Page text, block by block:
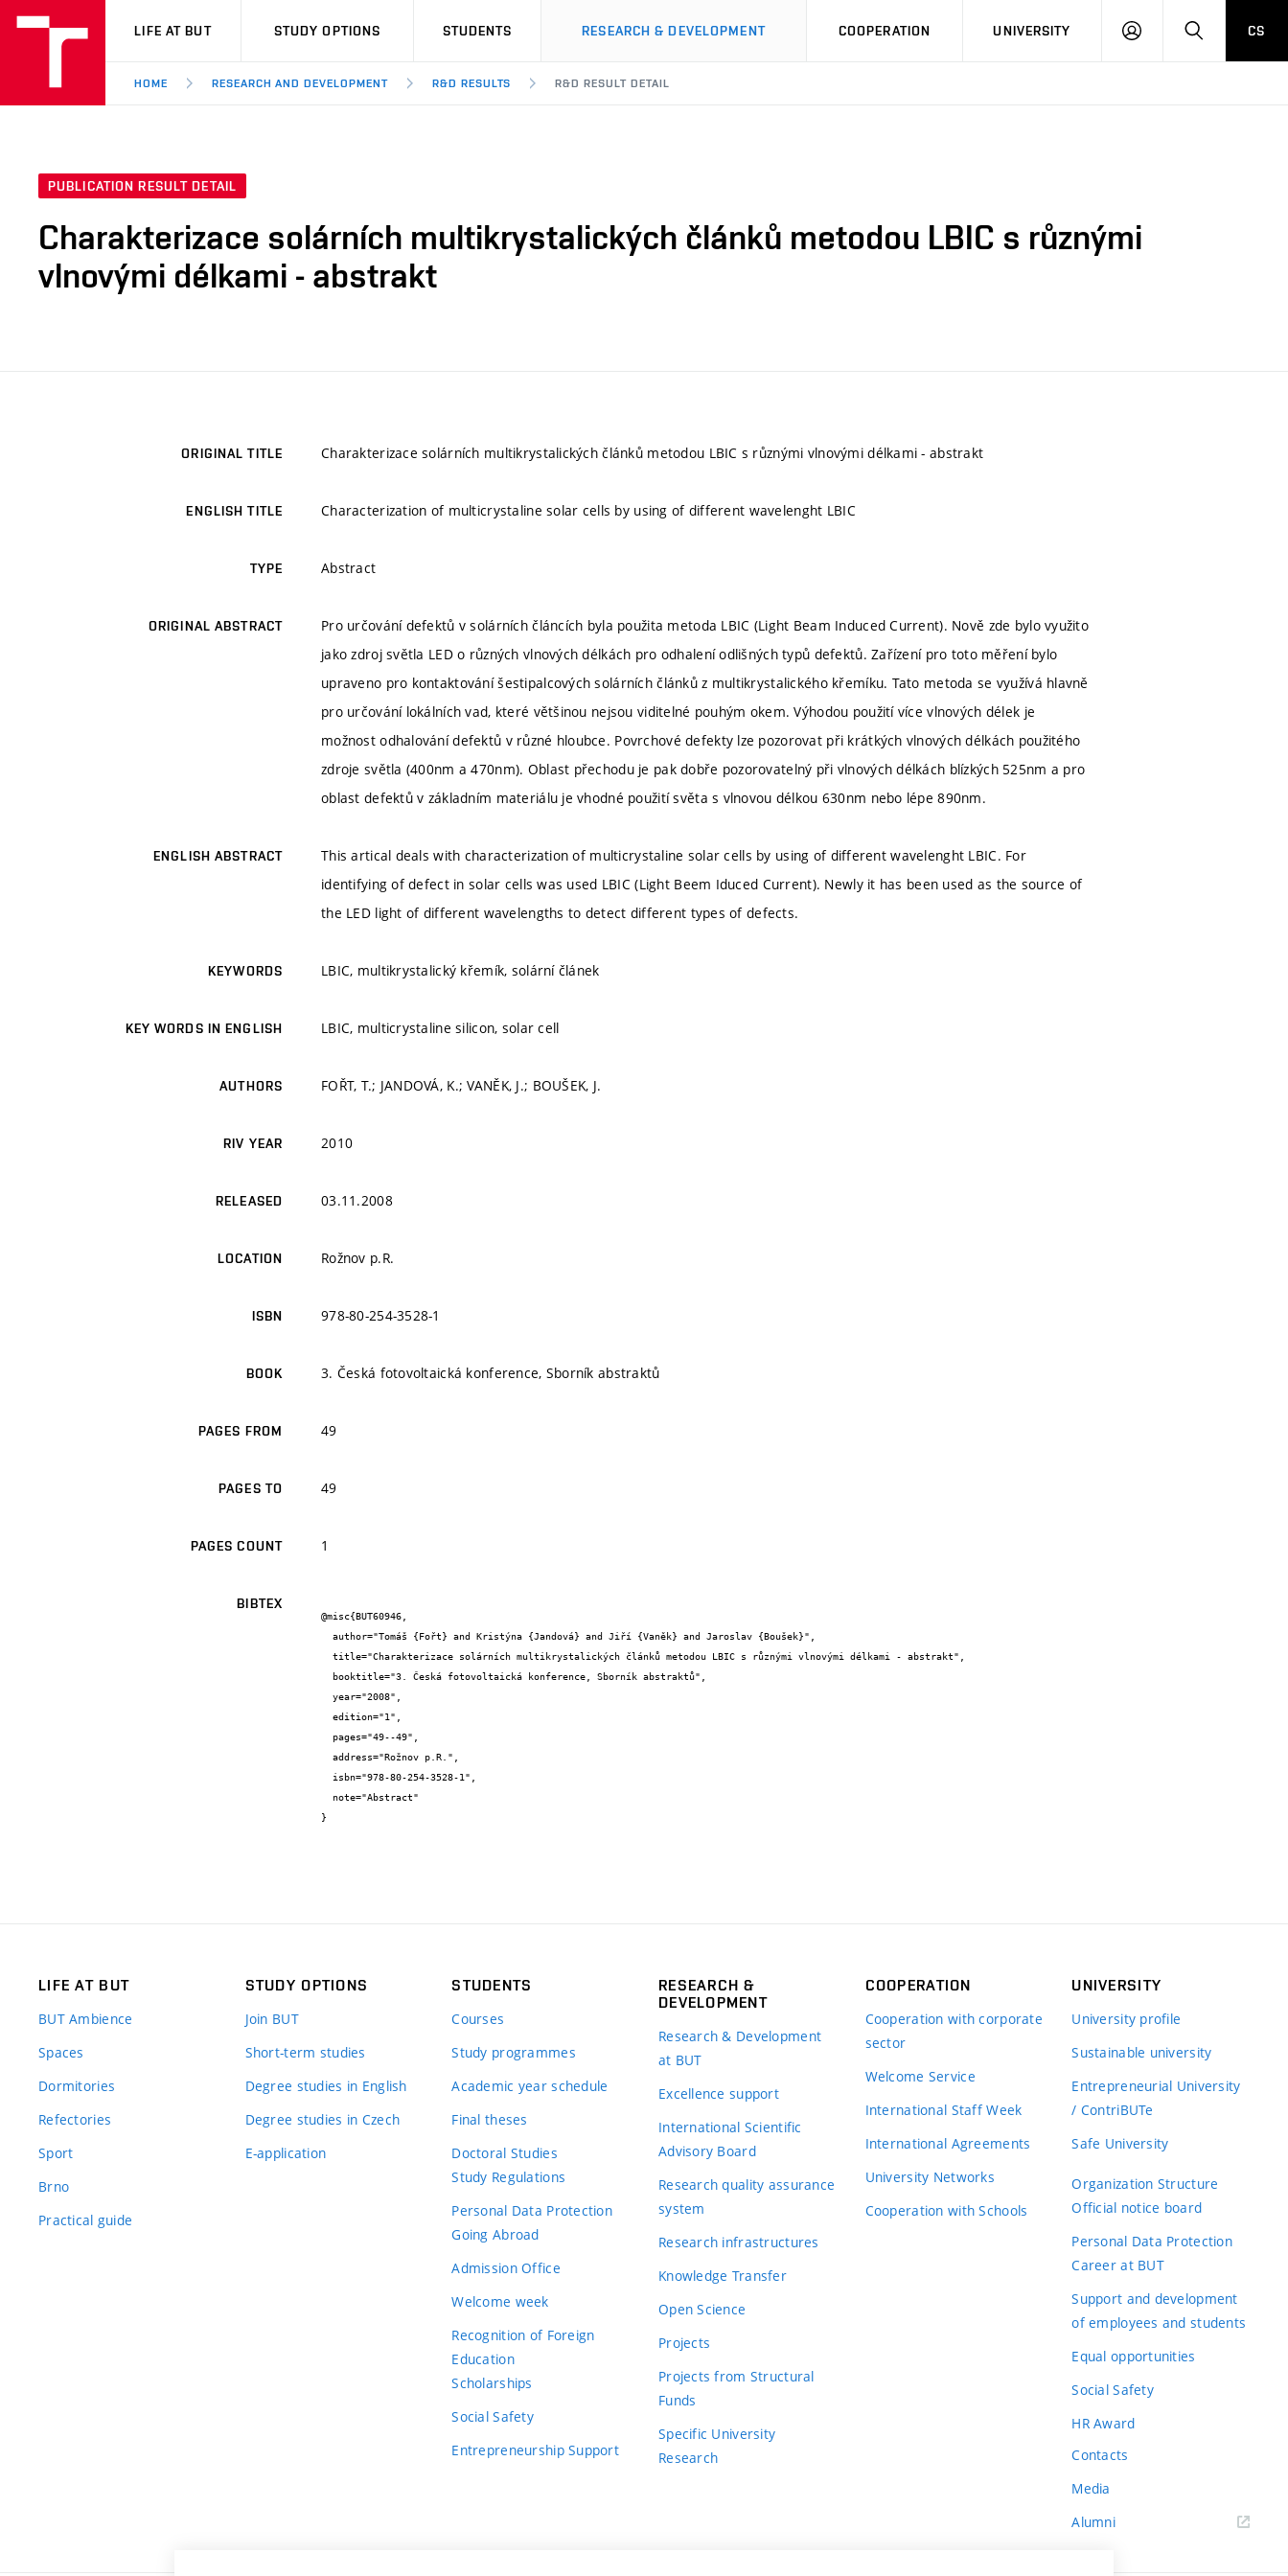
VUT
LIFE AT BUT STUDY OPTIONS STUDENTS RESEARCH & DEVELOPMENT COOPERATION UNIVERSITY
LOG
SEARCHCS
HOME RESEARCH AND DEVELOPMENT R&D RESULTS R&D RESULT DETAIL
PUBLICATION RESULT DETAIL
Charakterizace solárních multikrystalických článků metodou LBIC s různými
vlnovými délkami - abstrakt
ORIGINAL TITLE Charakterizace solárních multikrystalických článků metodou LBIC s různými vlnovými délkami - abstrakt
ENGLISH TITLE Characterization of multicrystaline solar cells by using of different wavelenght LBIC
TYPE Abstract
ORIGINAL ABSTRACT
Pro určování defektů v solárních článcích byla použita metoda LBIC (Light Beam Induced Current). Nově zde bylo využito
jako zdroj světla LED o různých vlnových délkách pro odhalení odlišných typů defektů. Zařízení pro toto měření bylo
upraveno pro kontaktování šestipalcových solárních článků z multikrystalického křemíku. Tato metoda se využívá hlavně
pro určování lokálních vad, které většinou nejsou viditelné pouhým okem. Výhodou použití více vlnových délek je
možnost odhalování defektů v různé hloubce. Povrchové defekty lze pozorovat při krátkých vlnových délkách použitého
zdroje světla (400nm a 470nm). Oblast přechodu je pak dobře pozorovatelný při vlnových délkách blízkých 525nm a pro
oblast defektů v základním materiálu je vhodné použití světa s vlnovou délkou 630nm nebo lépe 890nm.
ENGLISH ABSTRACT
This artical deals with characterization of multicrystaline solar cells by using of different wavelenght LBIC. For
identifying of defect in solar cells was used LBIC (Light Beem Iduced Current). Newly it has been used as the source of
the LED light of different wavelengths to detect different types of defects.
KEYWORDS LBIC, multikrystalický křemík, solární článek
KEY WORDS IN ENGLISH LBIC, multicrystaline silicon, solar cell
AUTHORS FOŘT, T.; JANDOVÁ, K.; VANĚK, J.; BOUŠEK, J.
RIV YEAR 2010
RELEASED 03.11.2008
LOCATION Rožnov p.R.
ISBN 978-80-254-3528-1
BOOK 3. Česká fotovoltaická konference, Sborník abstraktů
PAGES FROM 49
PAGES TO 49
PAGES COUNT 1
BIBTEX
@misc{BUT60946,
}
LIFE AT BUT
BUT Ambience
Spaces
Dormitories
Refectories
Sport
Brno
Practical guide
STUDY OPTIONS
Join BUT
Short-term studies
Degree studies in English
Degree studies in Czech
E-application
STUDENTS
Courses
Study programmes
Academic year schedule
Final theses
Doctoral Studies
Study Regulations
Personal Data Protection
Going Abroad
Admission Office
Welcome week
Recognition of Foreign
Education
Scholarships
Social Safety
Entrepreneurship Support
RESEARCH &
DEVELOPMENT
Research & Development
at BUT
Excellence support
International Scientific
Advisory Board
Research quality assurance
system
Research infrastructures
Knowledge Transfer
Open Science
Projects
Projects from Structural
Funds
Specific University
Research
COOPERATION
Cooperation with corporate
sector
Welcome Service
International Staff Week
International Agreements
University Networks
Cooperation with Schools
UNIVERSITY
University profile
Sustainable university
Entrepreneurial University
/ ContriBUTe
Safe University
Organization Structure
Official notice board
Personal Data Protection
Career at BUT
Support and development
of employees and students
Equal opportunities
Social Safety
HR Award
Contacts
Media
Alumni